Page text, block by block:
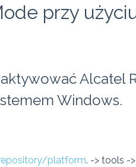
przy
Alcatel
Windows.
platform. -> tools -